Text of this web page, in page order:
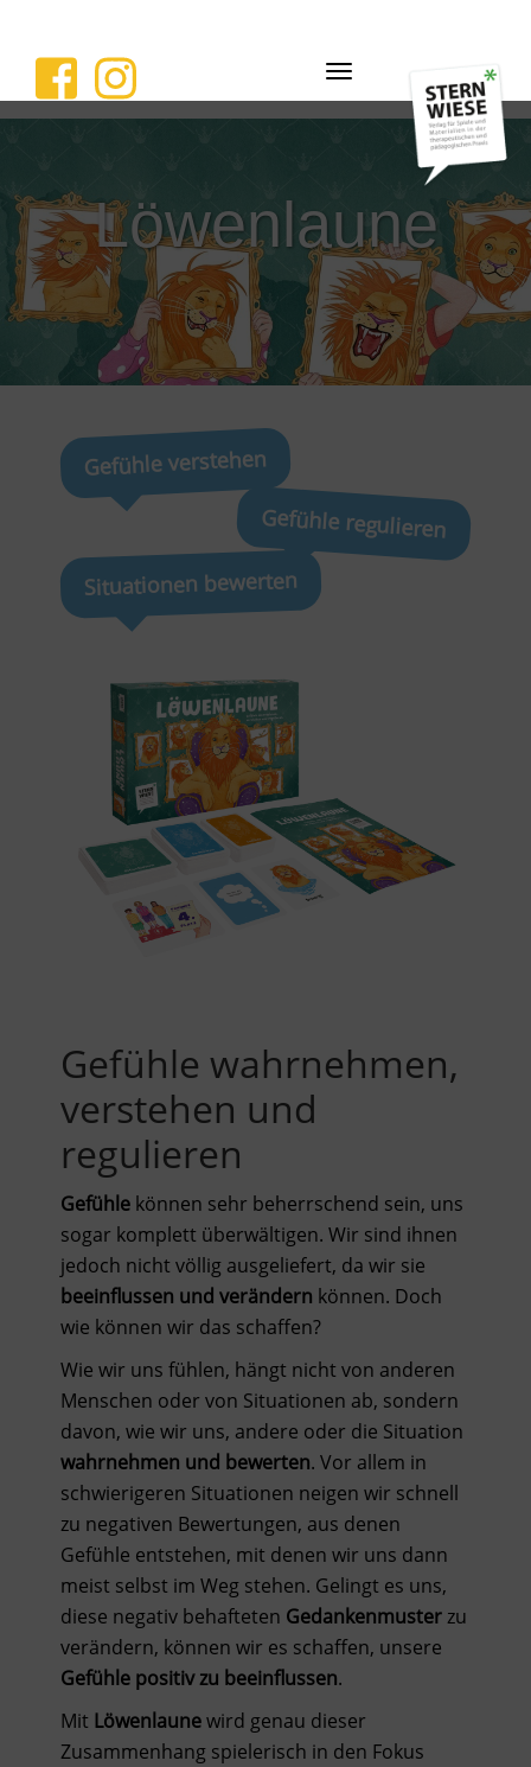
Navigation
ein-/ausblenden
Löwenlaune
Gefühle verstehen
Gefühle regulieren
Situationen bewerten
Gefühle wahrnehmen,
verstehen und
regulieren
Gefühle können sehr beherrschend sein, uns
sogar komplett überwältigen. Wir sind ihnen
jedoch nicht völlig ausgeliefert, da wir sie
beeinflussen und verändern können. Doch
wie können wir das schaffen?
Wie wir uns fühlen, hängt nicht von anderen
Menschen oder von Situationen ab, sondern
davon, wie wir uns, andere oder die Situation
wahrnehmen und bewerten. Vor allem in
schwierigeren Situationen neigen wir schnell
zu negativen Bewertungen, aus denen
Gefühle entstehen, mit denen wir uns dann
meist selbst im Weg stehen. Gelingt es uns,
diese negativ behafteten Gedankenmusterzu
verändern, können wir es schaffen, unsere
Gefühle positiv zu beeinflussen.
Mit Löwenlaunewird genau dieser
Zusammenhang spielerisch in den Fokus